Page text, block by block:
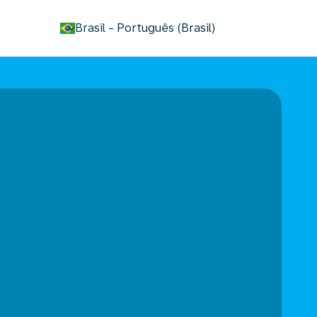
Brasil - Português (Brasil)
keyboard_arrow_down